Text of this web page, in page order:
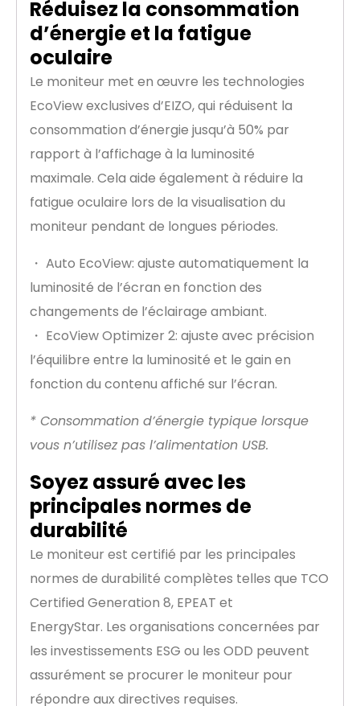
Réduisez la consommation
d’énergie et la fatigue
oculaire
Le moniteur met en œuvre les technologies
EcoView exclusives d’EIZO, qui réduisent la
consommation d’énergie jusqu’à 50% par
rapport à l’affichage à la luminosité
maximale. Cela aide également à réduire la
fatigue oculaire lors de la visualisation du
moniteur pendant de longues périodes.
・ Auto EcoView: ajuste automatiquement la
luminosité de l’écran en fonction des
changements de l’éclairage ambiant.
・ EcoView Optimizer 2: ajuste avec précision
l’équilibre entre la luminosité et le gain en
fonction du contenu affiché sur l’écran.
* Consommation d’énergie typique lorsque
vous n’utilisez pas l’alimentation USB.
Soyez assuré avec les
principales normes de
durabilité
Le moniteur est certifié par les principales
normes de durabilité complètes telles que TCO
Certified Generation 8, EPEAT et
EnergyStar. Les organisations concernées par
les investissements ESG ou les ODD peuvent
assurément se procurer le moniteur pour
répondre aux directives requises.